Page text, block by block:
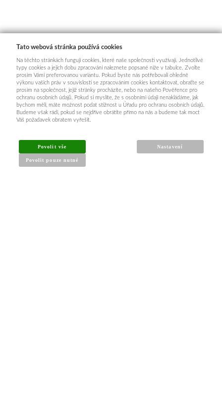
Tato webová stránka používá cookies
Na těchto stránkách fungují cookies, které naše společnosti využívají. Jednotlivé
typy cookies a jejich dobu zpracování naleznete popsané níže v tabulce. Zvolte
prosím Vámi preferovanou variantu. Pokud byste nás potřebovali ohledně
výkonu vašich práv v souvislosti se zpracováním cookies kontaktovat, obraťte se
prosím na společnost, jejíž stránky procházíte, nebo na našeho Pověřence pro
ochranu osobních údajů. Pokud si myslíte, že s osobními údaji nenakládáme, jak
bychom měli, máte možnost podat stížnost u Úřadu pro ochranu osobních údajů.
Budeme však rádi, pokud se nejdříve obrátíte přímo na nás a budeme tak moct
Váš požadavek obratem vyřešit.
Povolit vše
Povolit pouze nutné
Nastavení